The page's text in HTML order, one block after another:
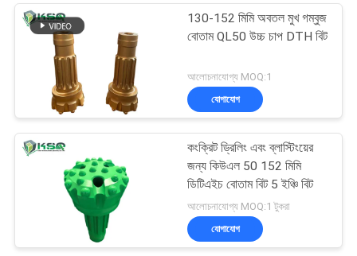
130-152 মিমি অবতল মুখ গম্বুজ
বোতাম QL50 উচ্চ চাপ DTH বিট
আলোচনাযোগ্য MOQ:1
যোগাযোগ
কংক্রিট ড্রিলিং এবং ব্লাস্টিংয়ের
জন্য কিউএল 50 152 মিমি
ডিটিএইচ বোতাম বিট 5 ইঞ্চি বিট
আলোচনাযোগ্য MOQ:1 টুকরা
যোগাযোগ